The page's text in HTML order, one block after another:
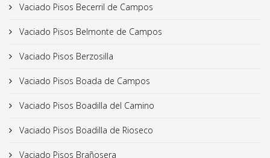
Vaciado Pisos Becerril de Campos
Vaciado Pisos Belmonte de Campos
Vaciado Pisos Berzosilla
Vaciado Pisos Boada de Campos
Vaciado Pisos Boadilla del Camino
Vaciado Pisos Boadilla de Rioseco
Vaciado Pisos Brañosera